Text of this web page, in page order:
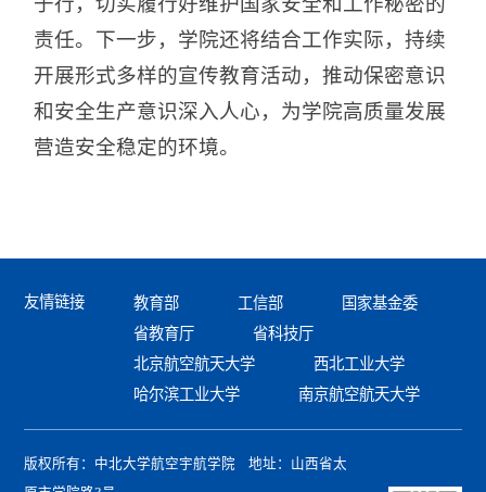
责任。下一步，学院还将结合工作实际，持续
开展形式多样的宣传教育活动，推动保密意识
和安全生产意识深入人心，为学院高质量发展
营造安全稳定的环境。
友情链接 教育部 工信部
国家基金委
省教育厅
省科技厅
北京航空航天大学
西北工业大学
哈尔滨工业大学
南京航空航天大学
版权所有：中北大学航空宇航学院 地址：山西省太